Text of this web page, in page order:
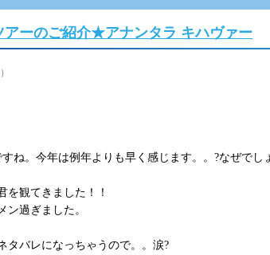
ーのご紹介★アナンタラ キハヴァー
ね。今年は例年よりも早く感じます。。?なぜでし
を観てきました！！
ン過ぎました。
タバレになっちゃうので。。涙?